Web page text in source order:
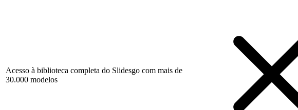
Acesso à biblioteca completa do Slidesgo com mais de
30.000 modelos